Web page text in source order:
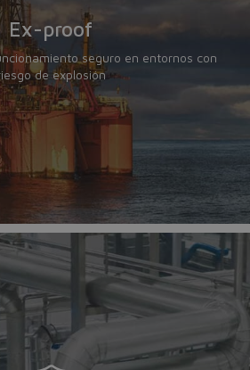
Ex-proof
seguro en entornos con
de explosión